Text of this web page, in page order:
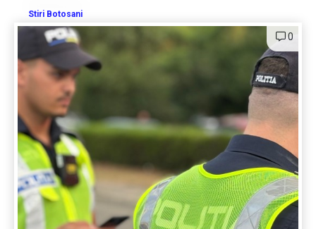
Stiri Botosani
0